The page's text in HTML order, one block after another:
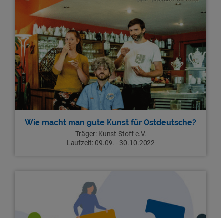
Wie macht man gute Kunst für Ostdeutsche?
Träger: Kunst-Stoff e.V.
Laufzeit: 09.09. - 30.10.2022